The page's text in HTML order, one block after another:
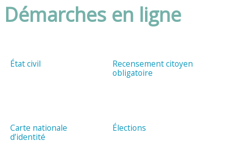
Démarches en ligne
État civil
Recensement citoyen
obligatoire
Carte nationale
d’identité
Élections